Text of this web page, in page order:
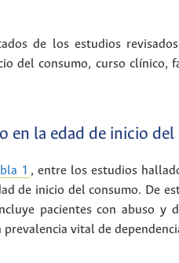
de los estudios
del consumo, curso clínico,
en la edad de inicio
1 , entre los estudios
de inicio del consumo. De
pacientes con abuso y
prevalencia vital de